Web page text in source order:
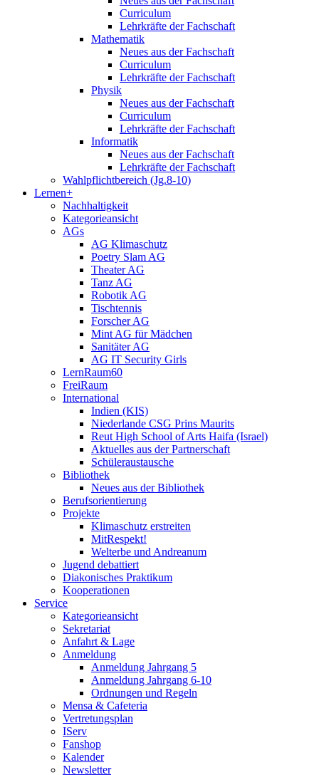
Curriculum
Lehrkräfte der Fachschaft
Mathematik
Neues aus der Fachschaft
Curriculum
Lehrkräfte der Fachschaft
Physik
Neues aus der Fachschaft
Curriculum
Lehrkräfte der Fachschaft
Informatik
Neues aus der Fachschaft
Lehrkräfte der Fachschaft
Wahlpflichtbereich (Jg.8-10)
Lernen+
Nachhaltigkeit
Kategorieansicht
AGs
AG Klimaschutz
Poetry Slam AG
Theater AG
Tanz AG
Robotik AG
Tischtennis
Forscher AG
Mint AG für Mädchen
Sanitäter AG
AG IT Security Girls
LernRaum60
FreiRaum
International
Indien (KIS)
Niederlande CSG Prins Maurits
Reut High School of Arts Haifa (Israel)
Aktuelles aus der Partnerschaft
Schüleraustausche
Bibliothek
Neues aus der Bibliothek
Berufsorientierung
Projekte
Klimaschutz erstreiten
MitRespekt!
Welterbe und Andreanum
Jugend debattiert
Diakonisches Praktikum
Kooperationen
Service
Kategorieansicht
Sekretariat
Anfahrt & Lage
Anmeldung
Anmeldung Jahrgang 5
Anmeldung Jahrgang 6-10
Ordnungen und Regeln
Mensa & Cafeteria
Vertretungsplan
IServ
Fanshop
Kalender
Newsletter